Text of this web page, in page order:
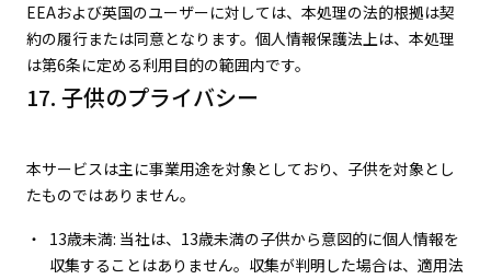
EEAおよび英国のユーザーに対しては、本処理の法的根拠は契
約の履行または同意となります。個人情報保護法上は、本処理
は第6条に定める利用目的の範囲内です。
17. 子供のプライバシー
本サービスは主に事業用途を対象としており、子供を対象とし
たものではありません。
13歳未満: 当社は、13歳未満の子供から意図的に個人情報を
収集することはありません。収集が判明した場合は、適用法